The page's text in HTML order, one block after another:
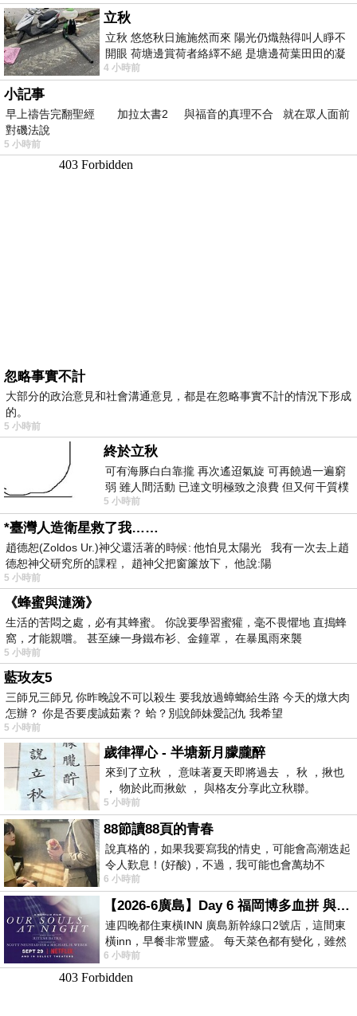
立秋
立秋 悠悠秋日施施然而來 陽光仍熾熱得叫人睜不
開眼 荷塘邊賞荷者絡繹不絕 是塘邊荷葉田田的凝
望 風中飄逸的是映日荷花別樣紅
4 小時前
小記事
早上禱告完翻聖經 加拉太書2 與福音的真理不合 就在眾人面前
對磯法說
5 小時前
忽略事實不計
大部分的政治意見和社會溝通意見，都是在忽略事實不計的情況下形成
的。
5 小時前
終於立秋
可有海豚白白靠攏 再次遙迢氣旋 可再饒過一遍窮
弱 雖人間活動 已達文明極致之浪費 但又何干質樸
者 只能白白陪葬
5 小時前
*臺灣人造衛星救了我……
趙德恕(Zoldos Ur.)神父還活著的時候: 他怕見太陽光 我有一次去上趙
德恕神父研究所的課程， 趙神父把窗簾放下， 他說:陽
5 小時前
《蜂蜜與漣漪》
生活的苦悶之處，必有其蜂蜜。 你說要學習蜜獾，毫不畏懼地 直搗蜂
窩，才能親嚐。 甚至練一身鐵布衫、金鐘罩， 在暴風雨來襲
5 小時前
藍玫友5
三師兄三師兄 你昨晚說不可以殺生 要我放過蟑螂給生路 今天的燉大肉
怎辦？ 你是否要虔誠茹素？ 蛤？別說師妹愛記仇 我希望
5 小時前
歲律禪心 - 半塘新月朦朧醉
來到了立秋 ， 意味著夏天即將過去 ， 秋 ，揪也
， 物於此而揪歛 ， 與格友分享此立秋聯。
5 小時前
88節讀88頁的青春
說真格的，如果我要寫我的情史，可能會高潮迭起
令人歎息！(好酸)，不過，我可能也會萬劫不
復...，每天跪鍵盤還是被判了花心的罪
6 小時前
【2026-6廣島】Day 6 福岡博多血拼 與機場接送少年司機深夜對談
連四晚都住東橫INN 廣島新幹線口2號店，這間東
橫inn，早餐非常豐盛。 每天菜色都有變化，雖然
看到工作人員拿出料理包加熱，但
6 小時前